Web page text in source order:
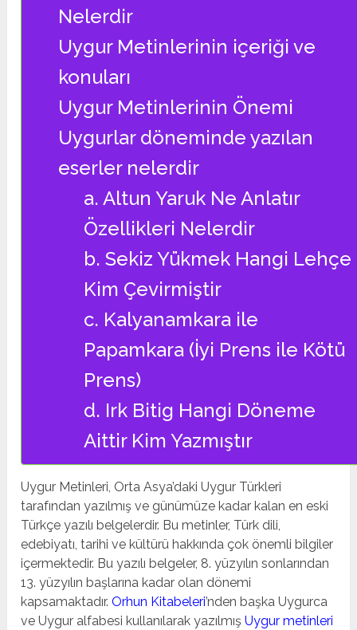
Nelerdir
Uygur Metinlerinin içeriği ve
konuları
Uygur Metinlerinin Önemi
Uygurlar döneminde yazılan
eserler nelerdir
a. Altun Yaruk Ne Anlatır
Özellikleri Nelerdir
b. Sekiz Yükmek Hangi Lehçe
Kim Çevirmiştir
c. Kalyanamkara ile
Papamkara (İyi Prens ile Kötü
Prens)
d. Irk Bitig Hangi Döneme
Aittir Kim Yazmıştır
Uygur Metinleri, Orta Asya’daki Uygur Türkleri
tarafından yazılmış ve günümüze kadar kalan en eski
Türkçe yazılı belgelerdir. Bu metinler, Türk dili,
edebiyatı, tarihi ve kültürü hakkında çok önemli bilgiler
içermektedir. Bu yazılı belgeler, 8. yüzyılın sonlarından
13. yüzyılın başlarına kadar olan dönemi
kapsamaktadır.Orhun Kitabeleri’nden başka Uygurca
ve Uygur alfabesi kullanılarak yazılmışUygur metinleri